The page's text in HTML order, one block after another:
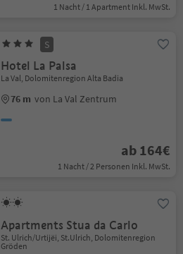
1 Nacht / 1 Apartment Inkl. MwSt.
S
Hotel La Palsa
La Val, Dolomitenregion Alta Badia
76 m von La Val Zentrum
ab 164€
1 Nacht / 2 Personen Inkl. MwSt.
Apartments Stua da Carlo
St. Ulrich/Urtijëi, St.Ulrich, Dolomitenregion
Gröden